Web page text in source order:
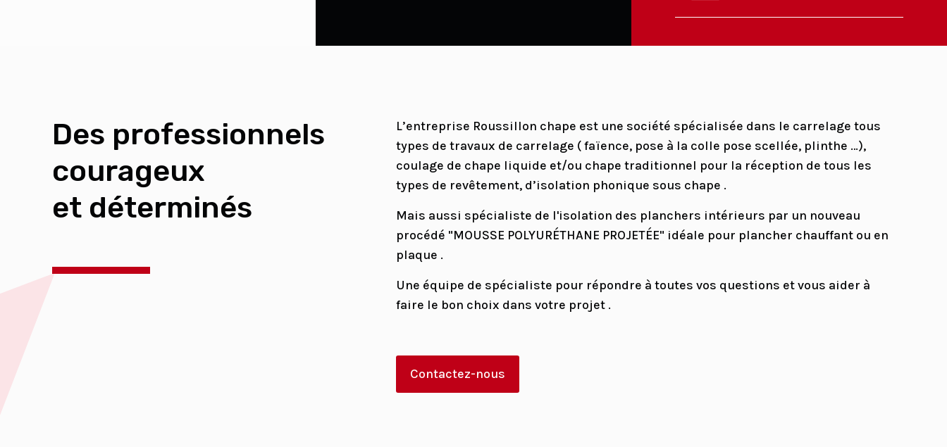
Des professionnels
courageux
et déterminés
L’entreprise Roussillon chape est une société spécialisée dans le carrelage tous
types de travaux de carrelage ( faïence, pose à la colle pose scellée, plinthe …),
coulage de chape liquide et/ou chape traditionnel pour la réception de tous les
types de revêtement, d’isolation phonique sous chape .
Mais aussi spécialiste de l'isolation des planchers intérieurs par un nouveau
procédé "MOUSSE POLYURÉTHANE PROJETÉE" idéale pour plancher chauffant ou en
plaque .
Une équipe de spécialiste pour répondre à toutes vos questions et vous aider à
faire le bon choix dans votre projet .
Contactez-nous